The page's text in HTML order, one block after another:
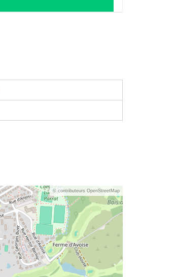
© contributeurs OpenStreetMap